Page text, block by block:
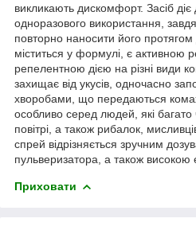
викликають дискомфорт. Засіб діє
одноразового використання,
повторно наносити його
міститься у формулі, є активною
репелентною дією на різні види
захищає від укусів, одночасно
хворобами, що передаються
особливо серед людей, які
повітрі, а також рибалок,
спрей відрізняється зручним
пульверизатора, а також високою
Приховати